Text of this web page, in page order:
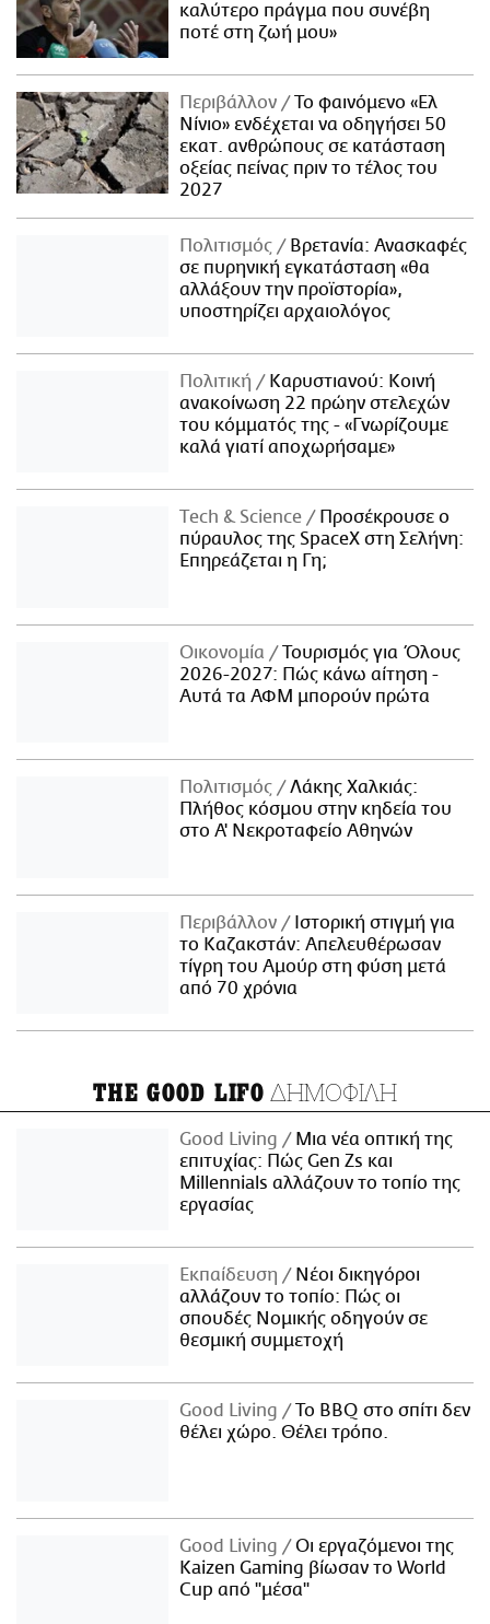
καλύτερο πράγμα που συνέβη
ποτέ στη ζωή μου»
Περιβάλλον
Το φαινόμενο «Ελ
Νίνιο» ενδέχεται να οδηγήσει 50
εκατ. ανθρώπους σε κατάσταση
οξείας πείνας πριν το τέλος του
2027
Πολιτισμός
Βρετανία: Ανασκαφές
σε πυρηνική εγκατάσταση «θα
αλλάξουν την προϊστορία»,
υποστηρίζει αρχαιολόγος
Πολιτική
Καρυστιανού: Κοινή
ανακοίνωση 22 πρώην στελεχών
του κόμματός της - «Γνωρίζουμε
καλά γιατί αποχωρήσαμε»
Τech & Science
Προσέκρουσε ο
πύραυλος της SpaceX στη Σελήνη:
Επηρεάζεται η Γη;
Οικονομία
Τουρισμός για Όλους
2026-2027: Πώς κάνω αίτηση -
Αυτά τα ΑΦΜ μπορούν πρώτα
Πολιτισμός
Λάκης Χαλκιάς:
Πλήθος κόσμου στην κηδεία του
στο Α' Νεκροταφείο Αθηνών
Περιβάλλον
Ιστορική στιγμή για
το Καζακστάν: Απελευθέρωσαν
τίγρη του Αμούρ στη φύση μετά
από 70 χρόνια
THE GOOD LIFO ΔΗΜΟΦΙΛΗ
Good Living
Μια νέα οπτική της
επιτυχίας: Πώς Gen Zs και
Millennials αλλάζουν το τοπίο της
εργασίας
Εκπαίδευση
Νέοι δικηγόροι
αλλάζουν το τοπίο: Πώς οι
σπουδές Νομικής οδηγούν σε
θεσμική συμμετοχή
Good Living
Το BBQ στο σπίτι δεν
θέλει χώρο. Θέλει τρόπο.
Good Living
Οι εργαζόμενοι της
Kaizen Gaming βίωσαν το World
Cup από "μέσα"